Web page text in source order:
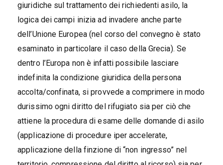
giuridiche sul trattamento dei richiedenti asilo, la
logica dei campi inizia ad invadere anche parte
dell’Unione Europea (nel corso del convegno è stato
esaminato in particolare il caso della Grecia). Se
dentro l’Europa non è infatti possibile lasciare
indefinita la condizione giuridica della persona
accolta/confinata, si provvede a comprimere in modo
durissimo ogni diritto del rifugiato sia per ciò che
attiene la procedura di esame delle domande di asilo
(applicazione di procedure iper accelerate,
applicazione della finzione di “non ingresso” nel